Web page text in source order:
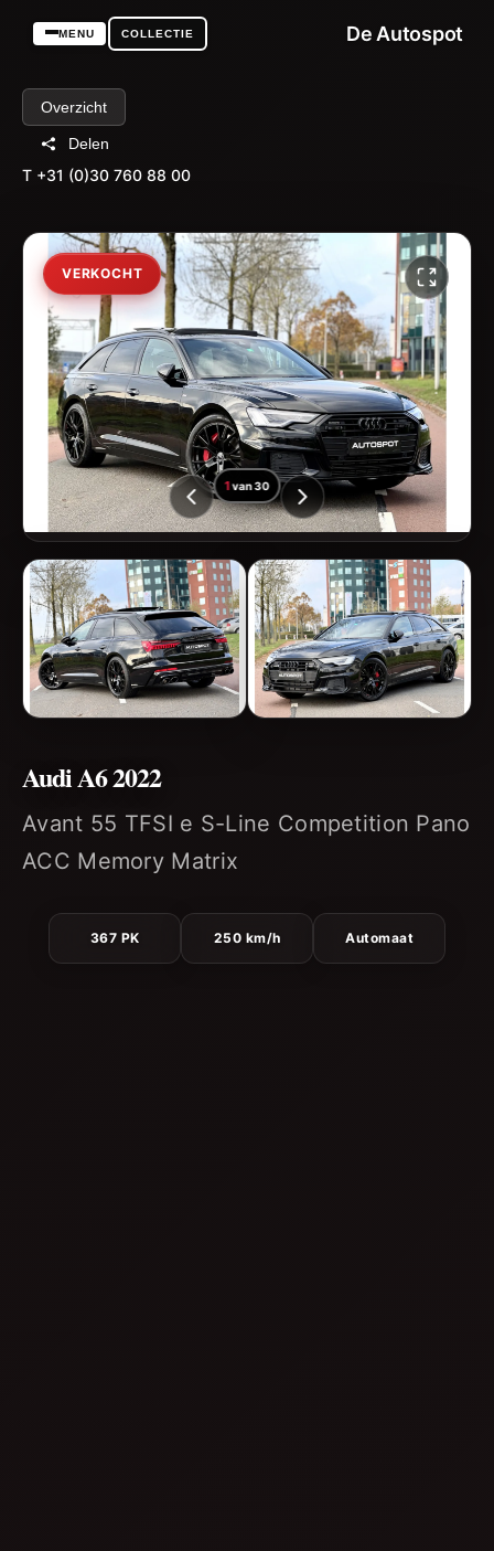
MENU COLLECTIE De Autospot
Overzicht
Delen
T +31 (0)30 760 88 00
VERKOCHT
1van30
Audi A6 2022
Avant 55 TFSI e S-Line Competition Pano
ACC Memory Matrix
367 PK 250 km/h Automaat